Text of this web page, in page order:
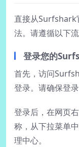
直接从Surfshark
法。请遵循以下流
登录您的
首先，访问
登录。请确保登
登录后，在网页
称，从下拉菜单
理中心。